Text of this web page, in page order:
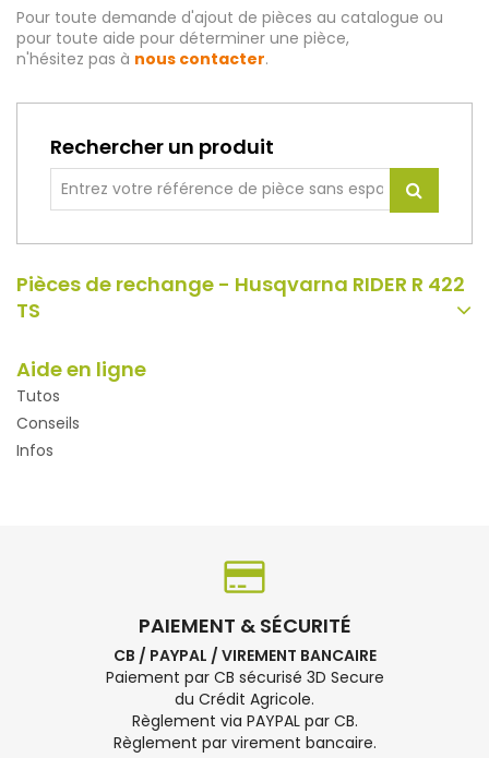
Pour toute demande d'ajout de pièces au catalogue ou
pour toute aide pour déterminer une pièce,
n'hésitez pas à nous contacter.
Rechercher un produit
Pièces de rechange - Husqvarna RIDER R 422
TS
Aide en ligne
Tutos
Conseils
Infos
PAIEMENT & SÉCURITÉ
CB / PAYPAL / VIREMENT BANCAIRE
Paiement par CB sécurisé 3D Secure
du Crédit Agricole.
Règlement via PAYPAL par CB.
Règlement par virement bancaire.